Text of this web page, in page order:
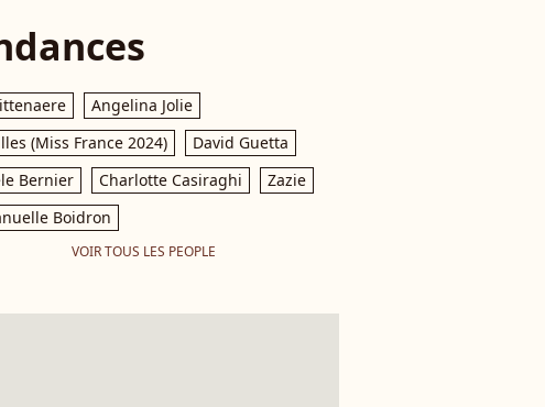
Angelina Jolie
(Miss France 2024)
David Guetta
Bernier
Charlotte Casiraghi
Zazie
Boidron
VOIR TOUS LES PEOPLE